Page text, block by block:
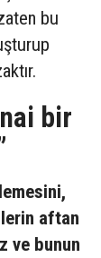
bu
bir
aftan
ve bunun